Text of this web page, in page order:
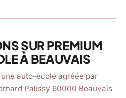
60000 Beauvais, Beauvais
SUR PREMIUM
À BEAUVAIS
auto-école agréée par
Palissy 60000 Beauvais